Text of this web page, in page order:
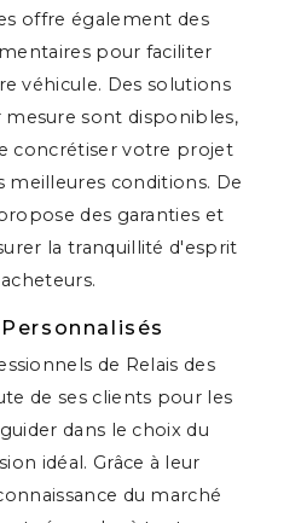
offre également des
pour faciliter
véhicule. Des solutions
sont disponibles,
concrétiser votre projet
meilleures conditions. De
des garanties et
la tranquillité d'esprit
de Relais des
de ses clients pour les
dans le choix du
idéal. Grâce à leur
du marché